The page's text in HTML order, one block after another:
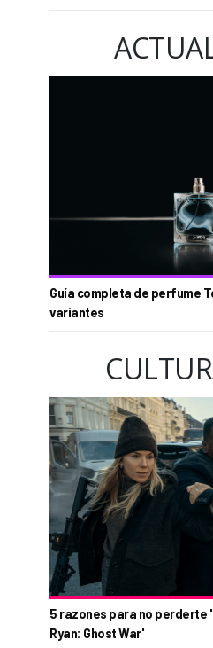
Guía completa de perfume
variantes
5 razones para no perderte
Ryan: Ghost War'